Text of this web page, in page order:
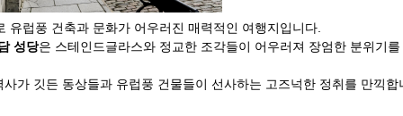
유럽풍 건축과 문화가 어우러진 매력적인 여행지입니다.
성당은 스테인드글라스와 정교한 조각들이 어우러져 장엄한 분위기를
가 깃든 동상들과 유럽풍 건물들이 선사하는 고즈넉한 정취를 만끽합